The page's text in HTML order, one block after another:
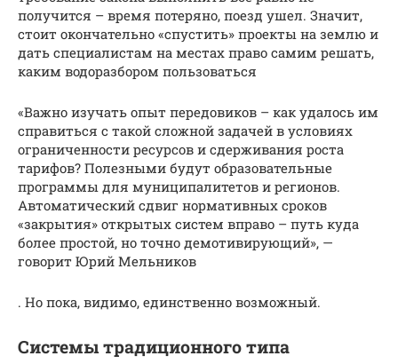
получится – время потеряно, поезд ушел. Значит,
стоит окончательно «спустить» проекты на землю и
дать специалистам на местах право самим решать,
каким водоразбором пользоваться
«Важно изучать опыт передовиков – как удалось им
справиться с такой сложной задачей в условиях
ограниченности ресурсов и сдерживания роста
тарифов? Полезными будут образовательные
программы для муниципалитетов и регионов.
Автоматический сдвиг нормативных сроков
«закрытия» открытых систем вправо – путь куда
более простой, но точно демотивирующий», —
говорит Юрий Мельников
. Но пока, видимо, единственно возможный.
Системы традиционного типа